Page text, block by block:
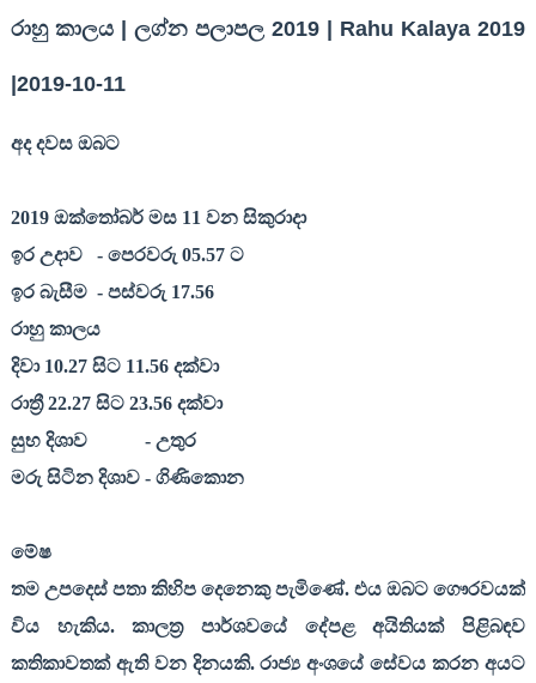
රාහු කාලය | ලග්න පලාපල 2019 | Rahu Kalaya 2019
|2019-10-11
අද දවස ඔබට
2019ඔක්තෝබර් මස 11 වන සිකුරාදා
ඉර උදාව
- පෙරවරු 05.57ට
ඉර බැසීම - පස්වරු 17.56
රාහු කාලය
දිවා 10.27සිට 11.56දක්වා
රාත්‍රී22.27සිට 23.56දක්වා
සුභ දිශාව
- උතුර
මරු සිටින දිශාව - ගිණිකොන
මේෂ
තම උපදෙස් පතා කිහිප දෙනෙකු පැමිණේ. එය ඔබට ගෞරවයක්
විය හැකිය. කාලත්‍ර පාර්ශවයේ දේපළ අයිතියක් පිළිබඳව
කතිකාවතක් ඇති වන දිනයකි. රාජ්‍ය අංශයේ සේවය කරන අයට